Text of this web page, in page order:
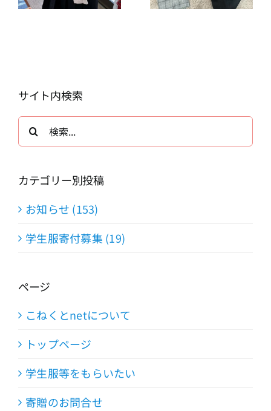
サイト内検索
検
索
カテゴリー別投稿
お知らせ (153)
学生服寄付募集 (19)
ページ
こねくとnetについて
トップページ
学生服等をもらいたい
寄贈のお問合せ